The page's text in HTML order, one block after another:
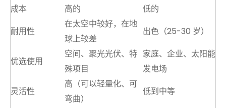
成本
高的
低的
耐用性
在太空中较好，在地
球上较差
出色（25-30 岁）
优选使用
空间、聚光光伏、特
殊项目
家庭、企业、太阳能
发电场
灵活性
高（可以轻量化、可
弯曲）
低到中等